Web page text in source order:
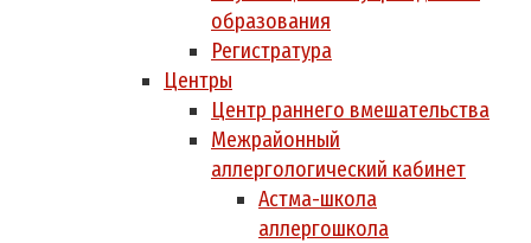
образования
Регистратура
Центры
Центр раннего вмешательства
Межрайонный
аллергологический кабинет
Астма-школа
аллергошкола